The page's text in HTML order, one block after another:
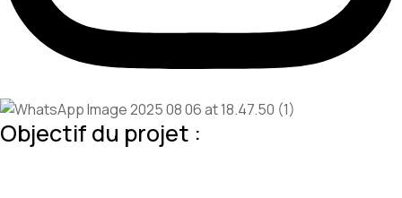
Objectif du projet :